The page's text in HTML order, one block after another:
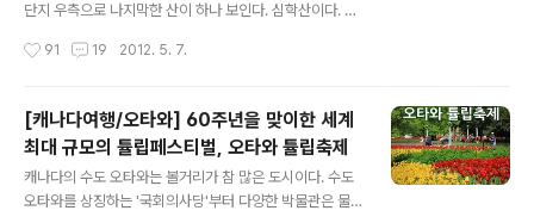
서부터 얼큰한 닭볶음탕과 여름철 보양식으로 잘 알려진
뉴로 하고 있다. 특히 전복을 입에 문 오골계가 이 집의 메
단지 우측으로 나지막한 산이 하나 보인다. 심학산이다. 팔
0m가 채 되지 않으며, 산 밑에서 정상까지 느린 걸음으로
높이로만 말하는 것이 아니다. 주위가 산이 없는 평야지대
라 그런지 심학산의 존재감은 남다르다. 특히 이렇다할 등
산 코스가 없는 일산, 파주 지역 주민들에게 심학산은 청계
산과 수락산 부럽지 않은 존재로 큰 인기를 끌고 있다. 정상
의 팔각정에서 내려다보는 풍경도 여간 시원하고 아름다운
91 19 2012. 5. 7.
[캐나다여행/오타와] 60주년을 맞이한 세계
최대 규모의 튤립페스티벌, 오타와 튤립축제
캐나다의 수도 오타와는 볼거리가 참 많은 도시이다. 수도
오타와를 상징하는 '국회의사당'부터 다양한 박물관은 물